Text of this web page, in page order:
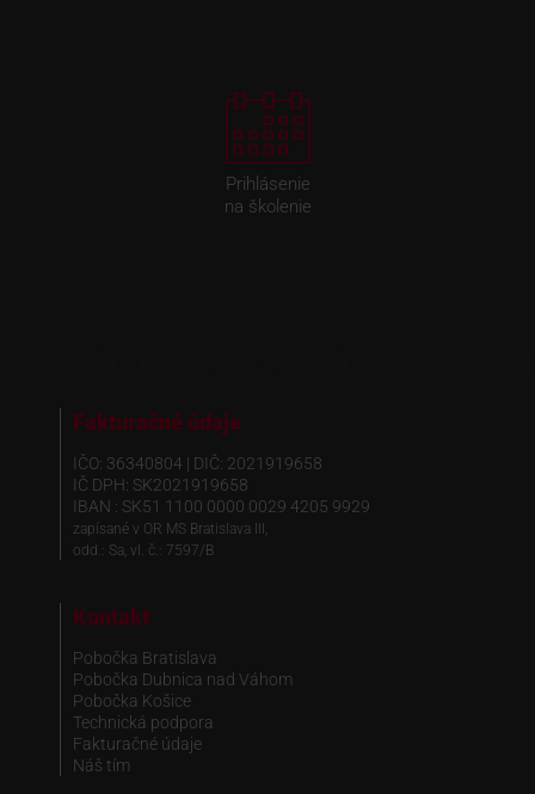
Prihlásenie
na školenie
Fakturačné údaje
IČO: 36340804 | DIČ: 2021919658
IČ DPH: SK2021919658
IBAN : SK51 1100 0000 0029 4205 9929
zapísané v OR MS Bratislava III,
odd.: Sa, vl. č.: 7597/B
Kontakt
Pobočka Bratislava
Pobočka Dubnica nad Váhom
Pobočka Košice
Technická podpora
Fakturačné údaje
Náš tím